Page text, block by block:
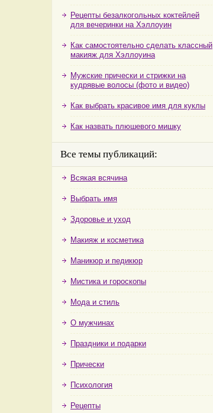
Рецепты безалкогольных коктейлей
для вечеринки на Хэллоуин
Как самостоятельно сделать классный
макияж для Хэллоуина
Мужские прически и стрижки на
кудрявые волосы (фото и видео)
Как выбрать красивое имя для куклы
Как назвать плюшевого мишку
Все темы публикаций:
Всякая всячина
Выбрать имя
Здоровье и уход
Макияж и косметика
Маникюр и педикюр
Мистика и гороскопы
Мода и стиль
О мужчинах
Праздники и подарки
Прически
Психология
Рецепты